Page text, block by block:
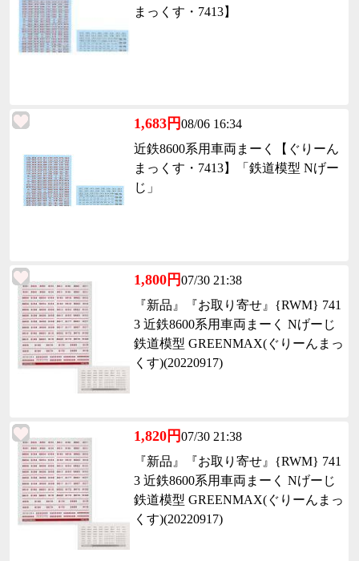
まっくす・7413】
1,683円08/06 16:34
近鉄8600系用車両まーく【ぐりーん
まっくす・7413】「鉄道模型 Nげー
じ」
1,800円07/30 21:38
『新品』『お取り寄せ』{RWM} 741
3 近鉄8600系用車両まーく Nげーじ
鉄道模型 GREENMAX(ぐりーんまっ
くす)(20220917)
1,820円07/30 21:38
『新品』『お取り寄せ』{RWM} 741
3 近鉄8600系用車両まーく Nげーじ
鉄道模型 GREENMAX(ぐりーんまっ
くす)(20220917)